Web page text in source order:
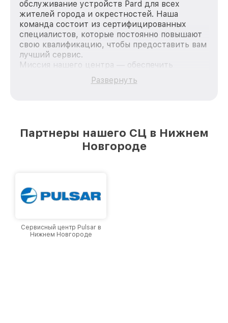
обслуживание устройств Pard для всех
жителей города и окрестностей. Наша
команда состоит из сертифицированных
специалистов, которые постоянно повышают
свою квалификацию, чтобы предоставить вам
лучший сервис.
Миссия нашего центра — обеспечить
качественный и доступный ремонт для
каждого пользователя продукции Pard, вне
лучшим сервисным центром Pard в городе
Нижнем Новгороде, постоянно повышая
Развернуть
Партнеры нашего СЦ в Нижнем
Новгороде
Сервисный центр Pulsar в
Нижнем Новгороде